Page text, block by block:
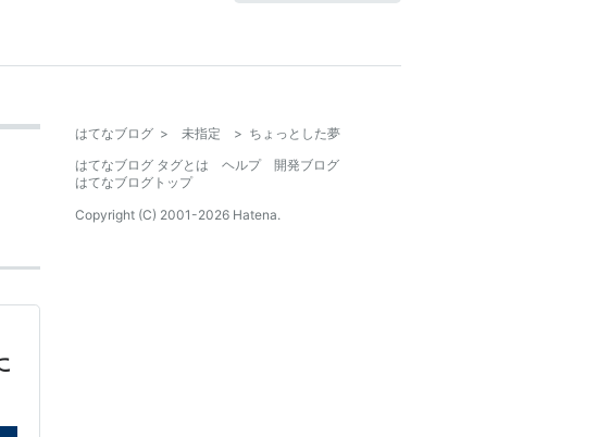
はてなブログ > 未指定 > ちょっとした夢
はてなブログ タグとは
ヘルプ
開発ブログ
はてなブログトップ
Copyright (C) 2001-2026 Hatena.